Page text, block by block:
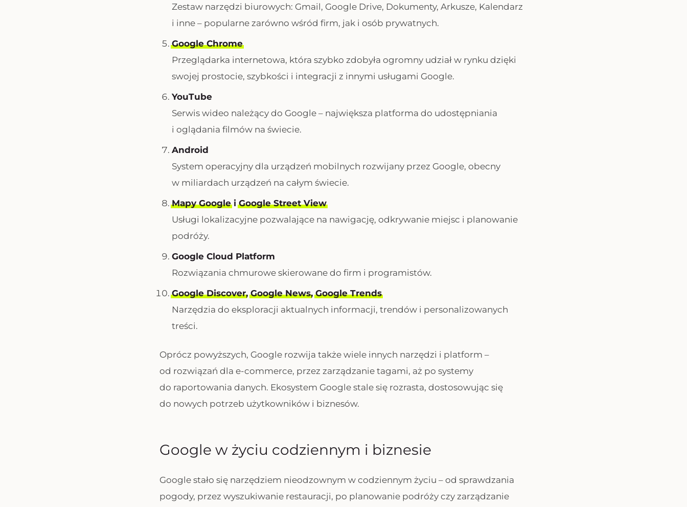
Zestaw narzędzi biurowych: Gmail, Google Drive, Dokumenty, Arkusze, Kalendarz
i inne – popularne zarówno wśród firm, jak i osób prywatnych.
Google Chrome
Przeglądarka internetowa, która szybko zdobyła ogromny udział w rynku dzięki
swojej prostocie, szybkości i integracji z innymi usługami Google.
YouTube
Serwis wideo należący do Google – największa platforma do udostępniania
i oglądania filmów na świecie.
Android
System operacyjny dla urządzeń mobilnych rozwijany przez Google, obecny
w miliardach urządzeń na całym świecie.
Mapy GoogleiGoogle Street View
Usługi lokalizacyjne pozwalające na nawigację, odkrywanie miejsc i planowanie
podróży.
Google Cloud Platform
Rozwiązania chmurowe skierowane do firm i programistów.
Google Discover,Google News,Google Trends
Narzędzia do eksploracji aktualnych informacji, trendów i personalizowanych
treści.
Oprócz powyższych, Google rozwija także wiele innych narzędzi i platform –
od rozwiązań dla e-commerce, przez zarządzanie tagami, aż po systemy
do raportowania danych. Ekosystem Google stale się rozrasta, dostosowując się
do nowych potrzeb użytkowników i biznesów.
Google w życiu codziennym i biznesie
Google stało się narzędziem nieodzownym w codziennym życiu – od sprawdzania
pogody, przez wyszukiwanie restauracji, po planowanie podróży czy zarządzanie